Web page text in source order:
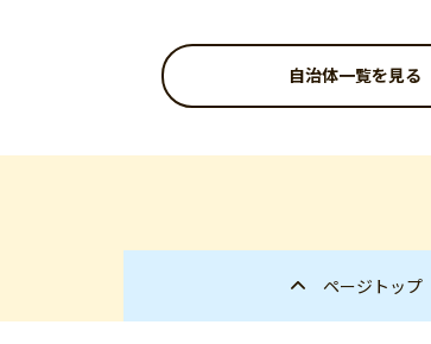
自治体一覧を見る
ページトップ